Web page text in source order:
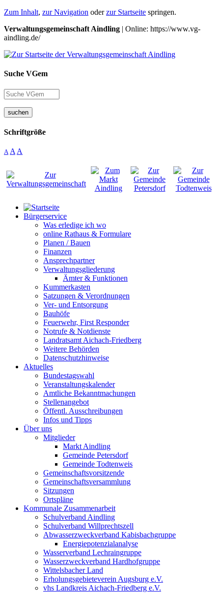
Zum Inhalt, zur Navigation oderzur Startseite springen.
Verwaltungsgemeinschaft Aindling | Online: https://www.vg-
aindling.de/
Suche VGem
suchen
Schriftgröße
A A A
Bürgerservice
Was erledige ich wo
online Rathaus & Formulare
Planen / Bauen
Finanzen
Ansprechpartner
Verwaltungsgliederung
Ämter & Funktionen
Kummerkasten
Satzungen & Verordnungen
Ver- und Entsorgung
Bauhöfe
Feuerwehr, First Responder
Notrufe & Notdienste
Landratsamt Aichach-Friedberg
Weitere Behörden
Datenschutzhinweise
Aktuelles
Bundestagswahl
Veranstaltungskalender
Amtliche Bekanntmachungen
Stellenangebot
Öffentl. Ausschreibungen
Infos und Tipps
Über uns
Mitglieder
Markt Aindling
Gemeinde Petersdorf
Gemeinde Todtenweis
Gemeinschaftsvorsitzende
Gemeinschaftsversammlung
Sitzungen
Ortspläne
Kommunale Zusammenarbeit
Schulverband Aindling
Schulverband Willprechtszell
Abwasserzweckverband Kabisbachgruppe
Energiepotenzialanalyse
Wasserverband Lechraingruppe
Wasserzweckverband Hardhofgruppe
Wittelsbacher Land
Erholungsgebieteverein Augsburg e.V.
vhs Landkreis Aichach-Friedberg e.V.